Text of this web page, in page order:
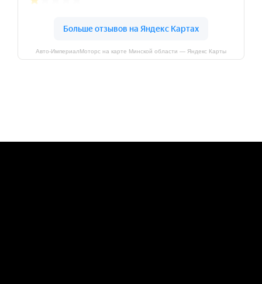
Авто-ИмпериалМоторс на карте Минской области — Яндекс Карты